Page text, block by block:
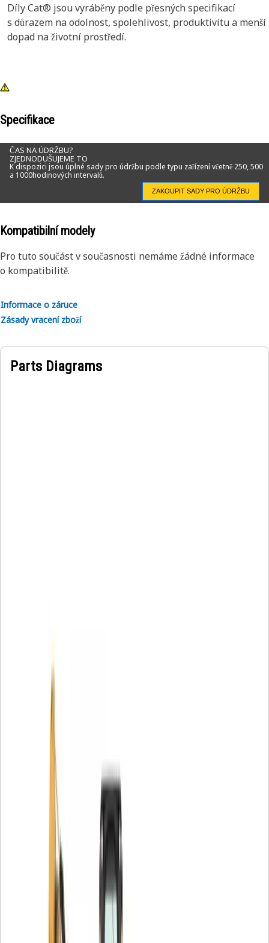
Díly Cat® jsou vyráběny podle přesných specifikací
s důrazem na odolnost, spolehlivost, produktivitu a menší
dopad na životní prostředí.
Specifikace
ČAS NA ÚDRŽBU?
ZJEDNODUŠUJEME TO
K dispozici jsou úplné sady pro údržbu podle typu zařízení včetně 250, 500
a 1000hodinových intervalů.
ZAKOUPIT SADY PRO ÚDRŽBU
Kompatibilní modely
Pro tuto součást v současnosti nemáme žádné informace
o kompatibilitě.
Informace o záruce
Zásady vracení zboží
Parts Diagrams